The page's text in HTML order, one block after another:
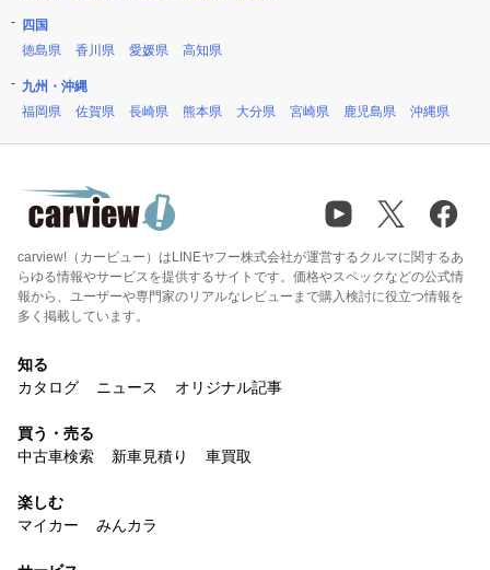
四国
徳島県
香川県 愛媛県 高知県
九州・沖縄
福岡県
佐賀県 長崎県 熊本県 大分県 宮崎県 鹿児島県 沖縄県
carview!（カービュー）はLINEヤフー株式会社が運営するクルマに関するあ
らゆる情報やサービスを提供するサイトです。価格やスペックなどの公式情
報から、ユーザーや専門家のリアルなレビューまで購入検討に役立つ情報を
多く掲載しています。
知る
カタログ
ニュース オリジナル記事
買う・売る
中古車検索
新車見積り 車買取
楽しむ
マイカー
みんカラ